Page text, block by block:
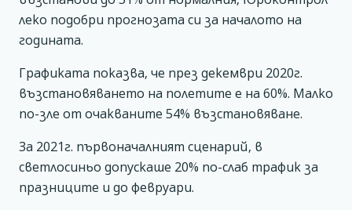
леко подобри прогнозата си за началото на
годината.
Графиката показва, че през декември 2020г.
възстановяването на полетите е на 60%. Малко
по-зле от очакваните 54% възстановяване.
За 2021г. първоначалният сценарий, в
светлосиньо допускаше 20% по-слаб трафик за
празниците и до февруари.